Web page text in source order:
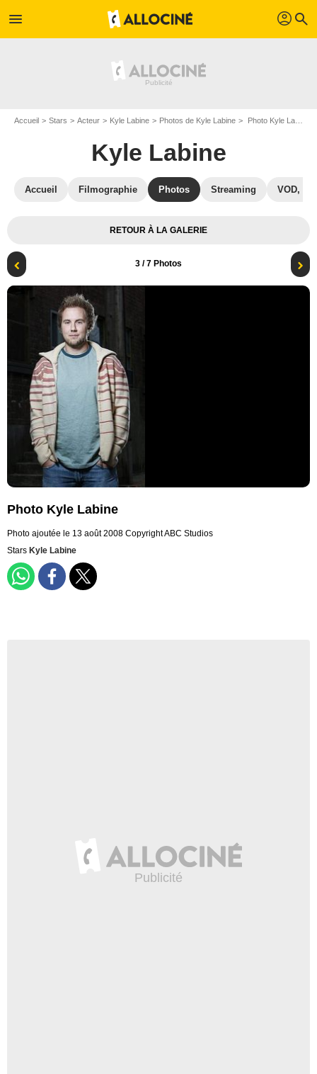
menu profil search
Accueil Stars Acteur Kyle Labine Photos de Kyle Labine Photo Kyle Labine
Kyle Labine
Accueil Filmographie Photos Streaming VOD,
RETOUR À LA GALERIE
3 / 7 Photos
Photo Kyle Labine
Photo ajoutée le 13 août 2008 Copyright ABC Studios
Stars Kyle Labine